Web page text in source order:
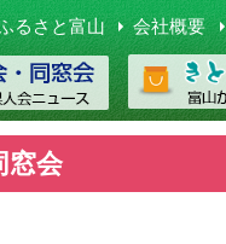
るさと富山 会社概要
窓会